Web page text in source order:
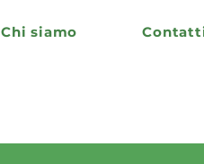
Chi siamo